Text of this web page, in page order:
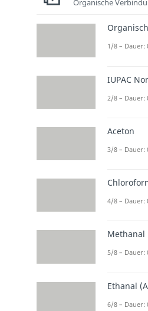
Organische
1/8 – Dauer:
IUPAC
2/8 – Dauer:
Aceton
3/8 – Dauer:
4/8 – Dauer:
Methanal
5/8 – Dauer:
Ethanal
6/8 – Dauer: